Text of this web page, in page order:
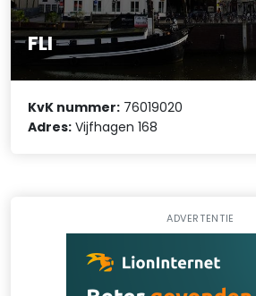
FLI
KvK nummer: 76019020
Adres: Vijfhagen 168
ADVERTENTIE